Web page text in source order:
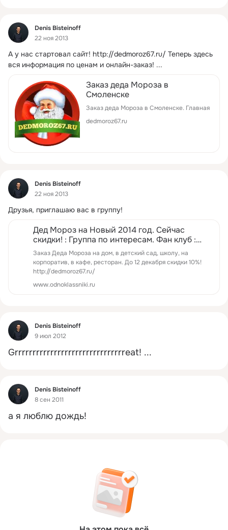
Фид
Denis Bisteinoff
22 ноя 2013
А у нас стартовал сайт! http://dedmoroz67.ru/ Теперь здесь
вся информация по ценам и онлайн-заказ! ...
Заказ деда Мороза в
Смоленске
Заказ деда Мороза в Смоленске. Главная
dedmoroz67.ru
Фид
Denis Bisteinoff
22 ноя 2013
Друзья, приглашаю вас в группу!
Дед Мороз на Новый 2014 год. Сейчас
скидки! : Группа по интересам. Фан клуб :
Одноклассники
Заказ Деда Мороза на дом, в детский сад, школу, на
корпоратив, в кафе, ресторан. До 12 декабря скидки 10%!
http://dedmoroz67.ru/
www.odnoklassniki.ru
Фид
Denis Bisteinoff
9 июл 2012
Grrrrrrrrrrrrrrrrrrrrrrrrrrrrrrreat! ...
Фид
Denis Bisteinoff
8 сен 2011
а я люблю дождь!